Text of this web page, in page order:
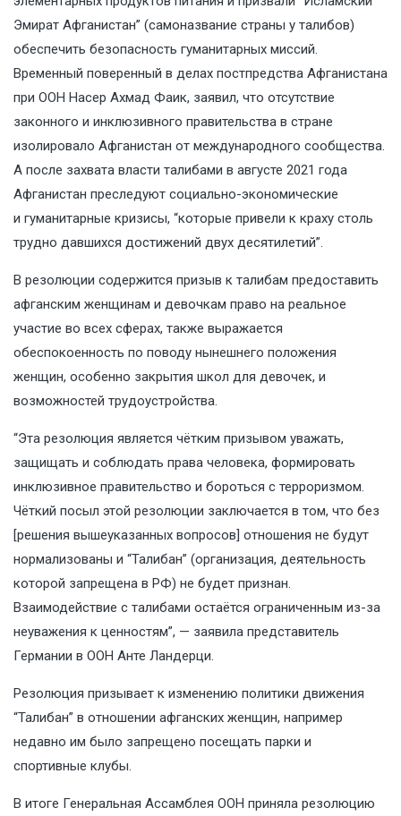
Эмират Афганистан” (самоназвание страны у талибов)
обеспечить безопасность гуманитарных миссий.
Временный поверенный в делах постпредства Афганистана
при ООН Насер Ахмад Фаик, заявил, что отсутствие
законного и инклюзивного правительства в стране
изолировало Афганистан от международного сообщества.
А после захвата власти талибами в августе 2021 года
Афганистан преследуют социально-экономические
и гуманитарные кризисы, “которые привели к краху столь
трудно давшихся достижений двух десятилетий”.
В резолюции содержится призыв к талибам предоставить
афганским женщинам и девочкам право на реальное
участие во всех сферах, также выражается
обеспокоенность по поводу нынешнего положения
женщин, особенно закрытия школ для девочек, и
возможностей трудоустройства.
“Эта резолюция является чётким призывом уважать,
защищать и соблюдать права человека, формировать
инклюзивное правительство и бороться с терроризмом.
Чёткий посыл этой резолюции заключается в том, что без
[решения вышеуказанных вопросов] отношения не будут
нормализованы и “Талибан” (организация, деятельность
которой запрещена в РФ) не будет признан.
Взаимодействие с талибами остаётся ограниченным из-за
неуважения к ценностям”, — заявила представитель
Германии в ООН Анте Ландерци.
Резолюция призывает к изменению политики движения
“Талибан” в отношении афганских женщин, например
недавно им было запрещено посещать парки и
спортивные клубы.
В итоге Генеральная Ассамблея ООН приняла резолюцию